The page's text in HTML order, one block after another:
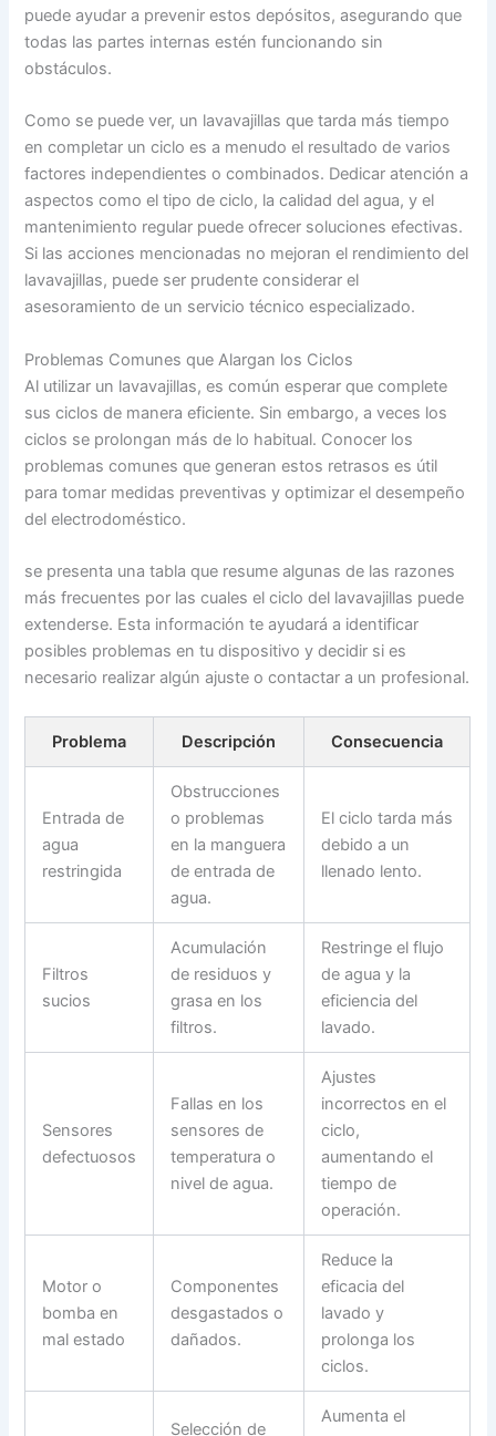
puede ayudar a prevenir estos depósitos, asegurando que
todas las partes internas estén funcionando sin
obstáculos.
Como se puede ver, un lavavajillas que tarda más tiempo
en completar un ciclo es a menudo el resultado de varios
factores independientes o combinados. Dedicar atención a
aspectos como el tipo de ciclo, la calidad del agua, y el
mantenimiento regular puede ofrecer soluciones efectivas.
Si las acciones mencionadas no mejoran el rendimiento del
lavavajillas, puede ser prudente considerar el
asesoramiento de un servicio técnico especializado.
Problemas Comunes que Alargan los Ciclos
Al utilizar un lavavajillas, es común esperar que complete
sus ciclos de manera eficiente. Sin embargo, a veces los
ciclos se prolongan más de lo habitual. Conocer los
problemas comunes que generan estos retrasos es útil
para tomar medidas preventivas y optimizar el desempeño
del electrodoméstico.
se presenta una tabla que resume algunas de las razones
más frecuentes por las cuales el ciclo del lavavajillas puede
extenderse. Esta información te ayudará a identificar
posibles problemas en tu dispositivo y decidir si es
necesario realizar algún ajuste o contactar a un profesional.
Problema Descripción Consecuencia
Entrada de
agua
restringida
Obstrucciones
o problemas
en la manguera
de entrada de
agua.
El ciclo tarda más
debido a un
llenado lento.
Filtros
sucios
Acumulación
de residuos y
grasa en los
filtros.
Restringe el flujo
de agua y la
eficiencia del
lavado.
Sensores
defectuosos
Fallas en los
sensores de
temperatura o
nivel de agua.
Ajustes
incorrectos en el
ciclo,
aumentando el
tiempo de
operación.
Motor o
bomba en
mal estado
Componentes
desgastados o
dañados.
Reduce la
eficacia del
lavado y
prolonga los
ciclos.
Selección de
Aumenta el